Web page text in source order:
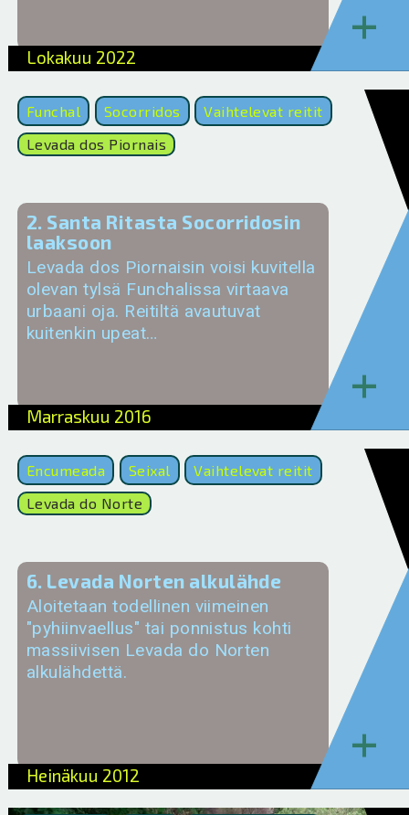
Lokakuu 2022
+
Funchal Socorridos
Vaihtelevat reitit
Levada dos Piornais
2. Santa Ritasta Socorridosin
laaksoon
Levada dos Piornaisin voisi kuvitella
olevan tylsä Funchalissa virtaava
urbaani oja. Reitiltä avautuvat
kuitenkin upeat…
Marraskuu 2016
+
Encumeada Seixal
Vaihtelevat reitit
Levada do Norte
6. Levada Norten alkulähde
Aloitetaan todellinen viimeinen
"pyhiinvaellus" tai ponnistus kohti
massiivisen Levada do Norten
alkulähdettä.
Heinäkuu 2012
+